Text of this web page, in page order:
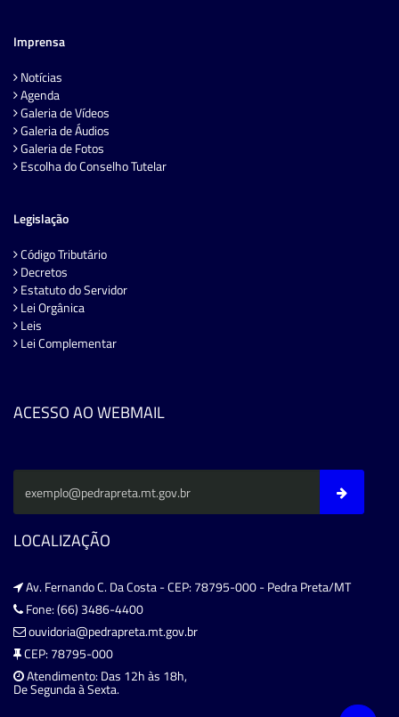
Imprensa
Notícias
Agenda
Galeria de Vídeos
Galeria de Áudios
Galeria de Fotos
Escolha do Conselho Tutelar
Legislação
Código Tributário
Decretos
Estatuto do Servidor
Lei Orgânica
Leis
Lei Complementar
ACESSO AO WEBMAIL
LOCALIZAÇÃO
Av. Fernando C. Da Costa - CEP: 78795-000 - Pedra Preta/MT
Fone: (66) 3486-4400
ouvidoria@pedrapreta.mt.gov.br
CEP: 78795-000
Atendimento: Das 12h às 18h,
De Segunda à Sexta.